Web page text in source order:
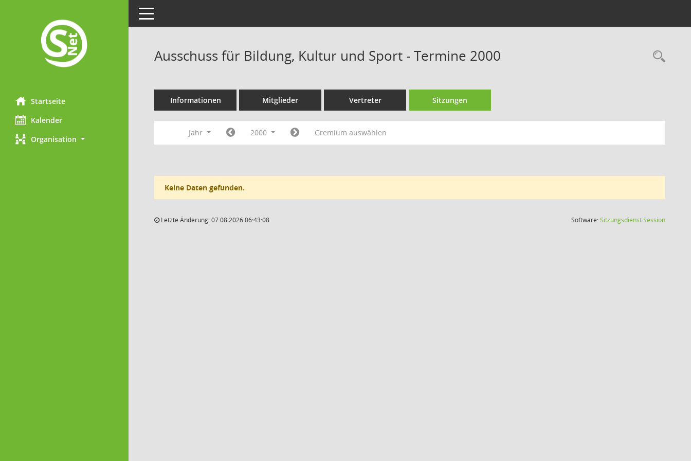
Startseite
Kalender
Organisation
Toggle navigation
Ausschuss für Bildung, Kultur und Sport - Termine 2000
Informationen Mitglieder Vertreter Sitzungen
Jahr 2000 Gremium auswählen
Keine Daten gefunden.
Letzte Änderung: 07.08.2026 06:43:08 Software:SitzungsdienstSession(Wird in